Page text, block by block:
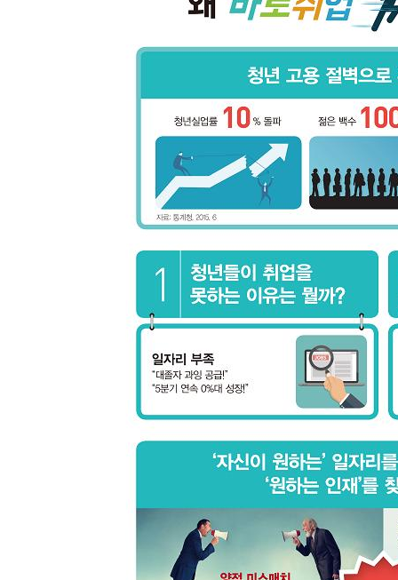
3. 경영 이슈: 투자자의 신뢰를 바탕으로 새로운 기
02. 규제 환경에 따른 소리 없는 지각 변동
03. 여러 자본을 활용한 수익성 증대
4. 경영 요소: 수익원 다변화를 향한 노력
01. 대우증권의 맨파워 현황
02. 영업 부문별 특징과 강점
03. 재무 지표와 주가 분석으로 보는 대우증권
01. 대우그룹 26년과 산업은행 15년, 그다음은?
02. 명성 높은 대우증권 인재 사관학교